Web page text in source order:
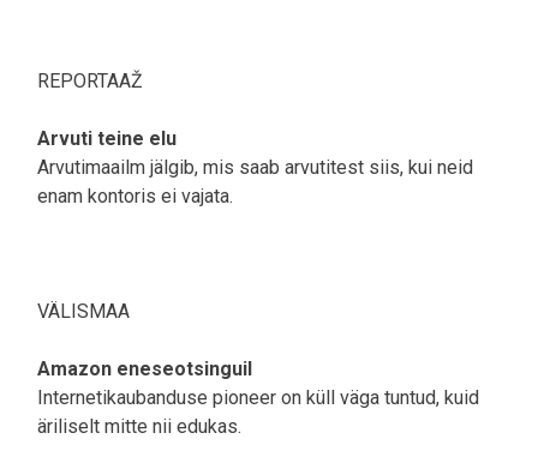
REPORTAAŽ
Arvuti teine elu
Arvutimaailm jälgib, mis saab arvutitest siis, kui neid
enam kontoris ei vajata.
VÄLISMAA
Amazon eneseotsinguil
Internetikaubanduse pioneer on küll väga tuntud, kuid
äriliselt mitte nii edukas.